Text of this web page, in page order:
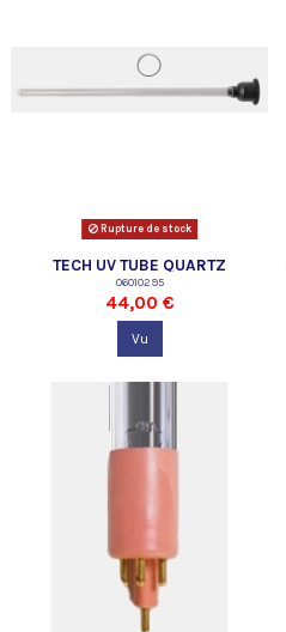
Rupture de stock
TECH UV TUBE QUARTZ
40/75W-2019 SF
06010295
44,00 €
Vu